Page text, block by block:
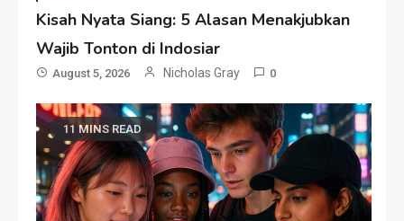
Kisah Nyata Siang: 5 Alasan Menakjubkan
Wajib Tonton di Indosiar
August 5, 2026 Nicholas Gray 0
11 MINS READ